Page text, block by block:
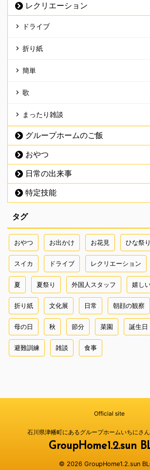
レクリエーション
ドライブ
折り紙
簡単
歌
まったり雑談
グループホームのご飯
おやつ
日常の出来事
特定技能
タグ
おやつ お出かけ お花見 ひな祭り
スイカ ドライブ レクリエーション
夏 夏祭り 外国人スタッフ 嬉し
折り紙 文化展 日常 朝顔の観察
母の日 秋 節分 菜園 誕生日
避難訓練 雑談 食事
Official site
石川県津幡町にあるグループホームいちにさん
GroupHome1.2.sun
© 2026 GroupHome1.2.sun